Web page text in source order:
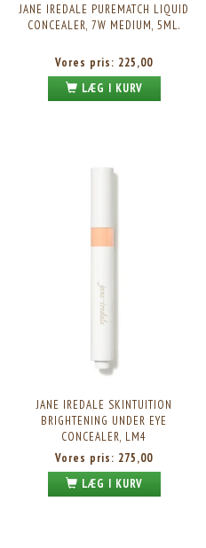
JANE IREDALE PUREMATCH LIQUID
CONCEALER, 7W MEDIUM, 5ML.
Vores pris: 225,00
LÆG I KURV
JANE IREDALE SKINTUITION
BRIGHTENING UNDER EYE
CONCEALER, LM4
Vores pris: 275,00
LÆG I KURV